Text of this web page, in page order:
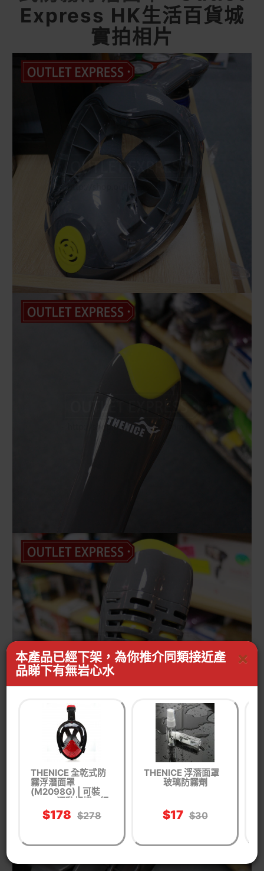
Express HK生活百貨城
實拍相片
×
本產品已經下架，為你推介同類接近產
品睇下有無岩心水
THENICE 全乾式防
霧浮潛面罩
(M2098G) | 可裝
Gopro運動相機 - 紅
色大碼【 限時優惠
】
$178 $278
THENICE 浮潛面罩
玻璃防霧劑
$17 $30